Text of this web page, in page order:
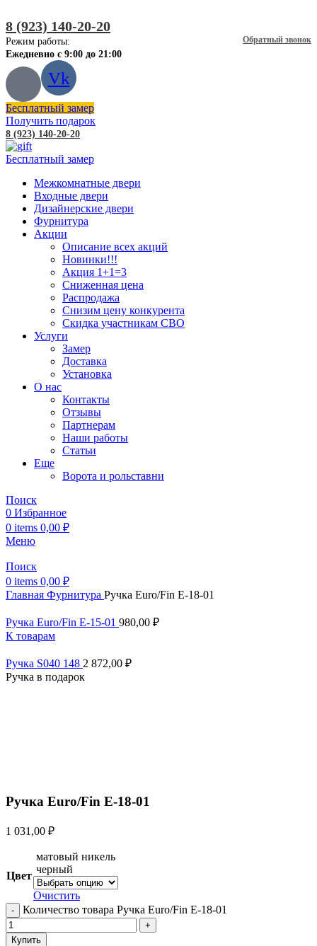
8 (923) 140-20-20
Обратный звонок
Режим работы:
Ежедневно с 9:00 до 21:00
Vk
Бесплатный замер
Получить подарок
8 (923) 140-20-20
Бесплатный замер
Межкомнатные двери
Входные двери
Дизайнерские двери
Фурнитура
Акции
Описание всех акций
Новинки!!!
Акция 1+1=3
Сниженная цена
Распродажа
Снизим цену конкурента
Скидка участникам СВО
Услуги
Замер
Доставка
Установка
О нас
Контакты
Отзывы
Партнерам
Наши работы
Статьи
Еще
Ворота и рольставни
Поиск
0 Избранное
0 items 0,00 ₽
Меню
Поиск
0 items 0,00 ₽
Главная Фурнитура Ручка Euro/Fin E-18-01
Ручка Euro/Fin E-15-01 980,00 ₽
К товарам
Ручка S040 148 2 872,00 ₽
Ручка в подарок
Ручка Euro/Fin E-18-01
1 031,00 ₽
Цвет
матовый никель
черный
Очистить
Количество товара Ручка Euro/Fin E-18-01
Купить